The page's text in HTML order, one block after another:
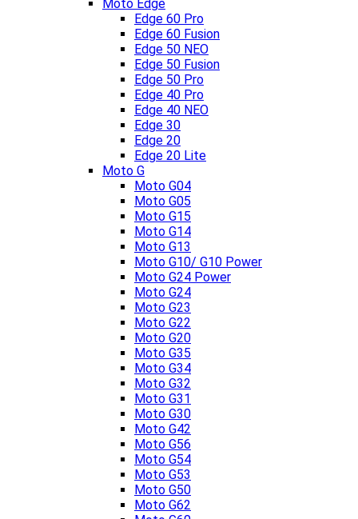
Moto Edge
Edge 60 Pro
Edge 60 Fusion
Edge 50 NEO
Edge 50 Fusion
Edge 50 Pro
Edge 40 Pro
Edge 40 NEO
Edge 30
Edge 20
Edge 20 Lite
Moto G
Moto G04
Moto G05
Moto G15
Moto G14
Moto G13
Moto G10/ G10 Power
Moto G24 Power
Moto G24
Moto G23
Moto G22
Moto G20
Moto G35
Moto G34
Moto G32
Moto G31
Moto G30
Moto G42
Moto G56
Moto G54
Moto G53
Moto G50
Moto G62